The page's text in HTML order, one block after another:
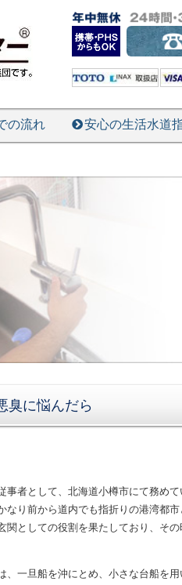
の流れ 安心の生活水道
臭に悩んだら
者として、北海道小樽市にて務めて
り前から道内でも指折りの港湾都市
としての役割を果たしており、その
一旦船を沖にとめ、小さな台船を用